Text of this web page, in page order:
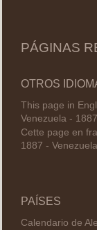
PÁGINAS
OTROS
This page in
Venezuela - 1887
Cette page en
1887 - Venezuela
PAÍSES
Calendario de